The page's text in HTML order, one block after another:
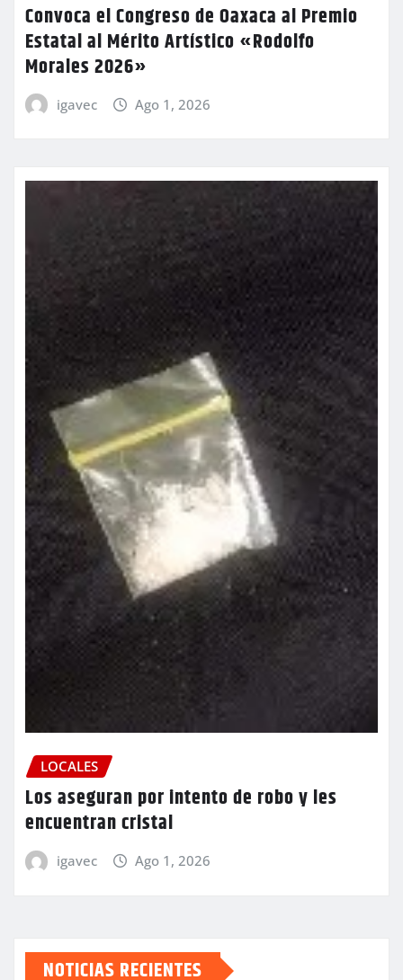
Convoca el Congreso de Oaxaca al Premio
Estatal al Mérito Artístico «Rodolfo
Morales 2026»
igavec Ago 1, 2026
LOCALES
Los aseguran por intento de robo y les
encuentran cristal
igavec Ago 1, 2026
NOTICIAS RECIENTES